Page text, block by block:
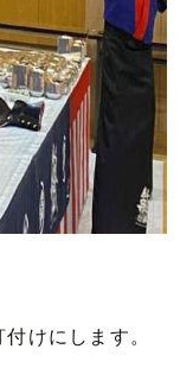
けにします。